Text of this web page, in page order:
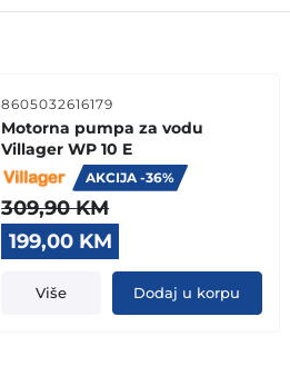
8605032616179
Motorna pumpa za vodu
Villager WP 10 E
AKCIJA -36%
309,90KM
Original
price
was:
309,90 KM.
199,00 KM
price
is:
199,00 KM.
Više Dodaj u korpu